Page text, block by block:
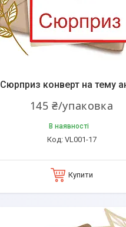
Сюрприз конверт на тему
145 ₴/упаковка
В наявності
VL001-17
Купити